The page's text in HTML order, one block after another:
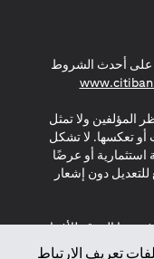
تعريف الارتباط
على أحدث الشروط
(opens in a new tab)
المؤلفين ولا تمثل
أو تعكسها. لا تشكل
استثمارية أو عرضًا
دون إشعار
هذا الموقع للأفراد
الأوروبية أو